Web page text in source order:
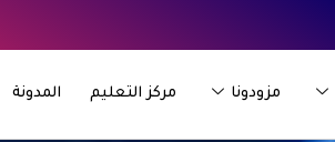
مزودونا مركز التعليم المدونة